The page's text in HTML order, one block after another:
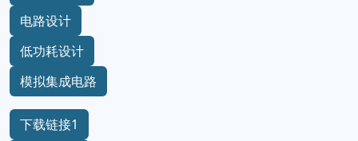
电路设计
低功耗设计
模拟集成电路
下载链接1